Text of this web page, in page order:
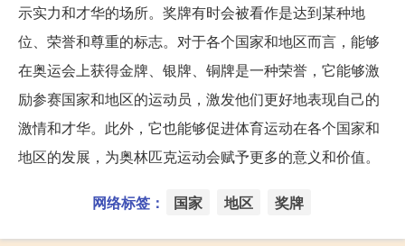
示实力和才华的场所。奖牌有时会被看作是达到某种地
位、荣誉和尊重的标志。对于各个国家和地区而言，能够
在奥运会上获得金牌、银牌、铜牌是一种荣誉，它能够激
励参赛国家和地区的运动员，激发他们更好地表现自己的
激情和才华。此外，它也能够促进体育运动在各个国家和
地区的发展，为奥林匹克运动会赋予更多的意义和价值。
网络标签： 国家 地区 奖牌